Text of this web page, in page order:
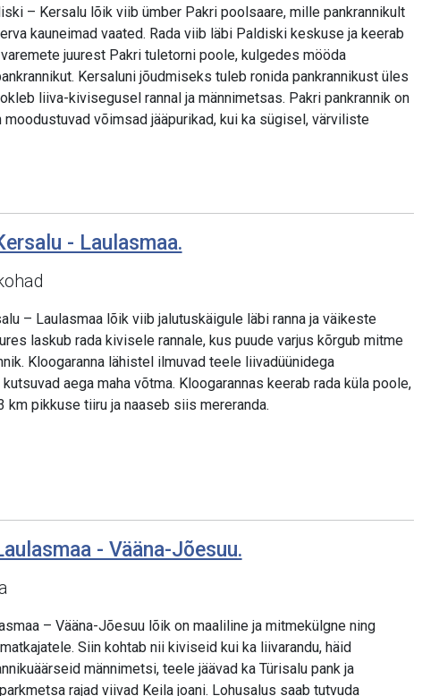
– Kersalu lõik viib ümber Pakri poolsaare, mille pankrannikult
kauneimad vaated. Rada viib läbi Paldiski keskuse ja keerab
juurest Pakri tuletorni poole, kulgedes mööda
Kersaluni jõudmiseks tuleb ronida pankrannikust üles
liiva-kivisegusel rannal ja männimetsas. Pakri pankrannik on
võimsad jääpurikad, kui ka sügisel, värviliste
- Laulasmaa.
– Laulasmaa lõik viib jalutuskäigule läbi ranna ja väikeste
laskub rada kivisele rannale, kus puude varjus kõrgub mitme
Kloogaranna lähistel ilmuvad teele liivadüünidega
aega maha võtma. Kloogarannas keerab rada küla poole,
km pikkuse tiiru ja naaseb siis mereranda.
- Vääna-Jõesuu.
– Vääna-Jõesuu lõik on maaliline ja mitmekülgne ning
Siin kohtab nii kiviseid kui ka liivarandu, häid
männimetsi, teele jäävad ka Türisalu pank ja
rajad viivad Keila joani. Lohusalus saab tutvuda